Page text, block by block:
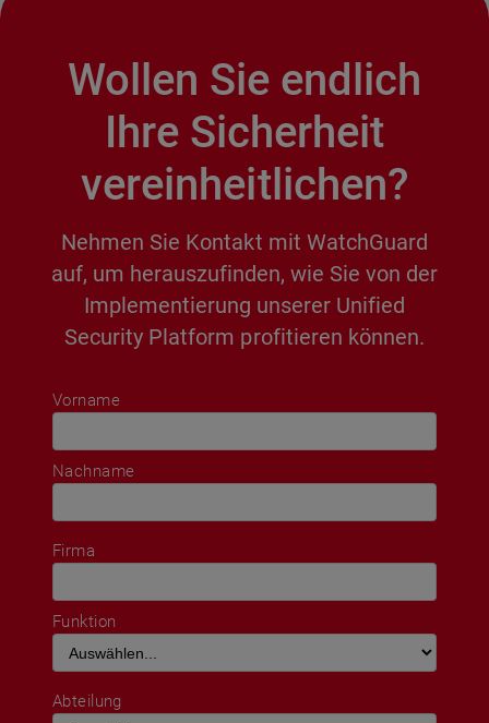
Vorname
Nachname
Firma
Funktion
Abteilung
Wollen Sie endlich
Ihre Sicherheit
vereinheitlichen?
Nehmen Sie Kontakt mit WatchGuard
auf, um herauszufinden, wie Sie von der
Implementierung unserer Unified
Security Platform profitieren können.